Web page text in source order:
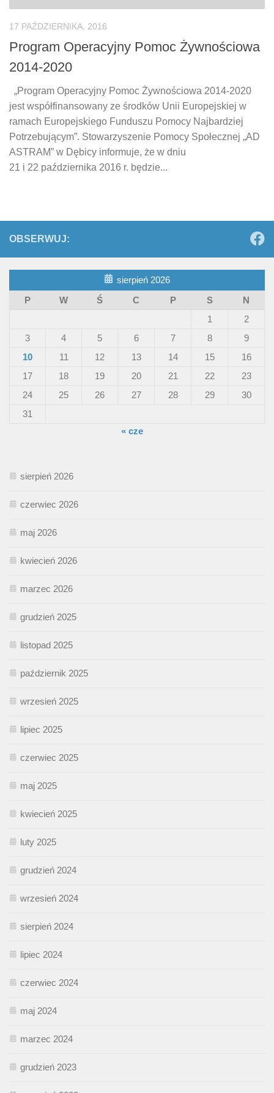
17 PAŹDZIERNIKA, 2016
Program Operacyjny Pomoc Żywnościowa
2014-2020
„Program Operacyjny Pomoc Żywnościowa 2014-2020
jest współfinansowany ze środków Unii Europejskiej w
ramach Europejskiego Funduszu Pomocy Najbardziej
Potrzebującym”. Stowarzyszenie Pomocy Społecznej „AD
ASTRAM” w Dębicy informuje, że w dniu
21 i 22 października 2016 r. będzie...
OBSERWUJ:
sierpień 2026
P
W Ś C P S
N
1
2
3
4 5 6 7 8
9
10
11 12 13 14 15
16
17
18 19 20 21 22
23
24
25 26 27 28 29
30
31
« cze
sierpień 2026
czerwiec 2026
maj 2026
kwiecień 2026
marzec 2026
grudzień 2025
listopad 2025
październik 2025
wrzesień 2025
lipiec 2025
czerwiec 2025
maj 2025
kwiecień 2025
luty 2025
grudzień 2024
wrzesień 2024
sierpień 2024
lipiec 2024
czerwiec 2024
maj 2024
marzec 2024
grudzień 2023